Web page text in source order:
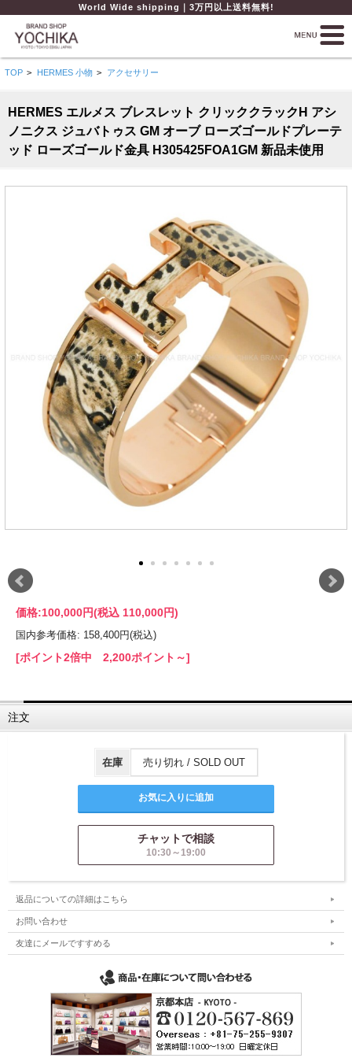
World Wide shipping｜3万円以上送料無料!
TOP > HERMES 小物 > アクセサリー
HERMES エルメス ブレスレット クリッククラックH アシ
ノニクス ジュバトゥス GM オーブ ローズゴールドプレーテ
ッド ローズゴールド金具 H305425FOA1GM 新品未使用
価格:100,000円(税込 110,000円)
国内参考価格: 158,400円(税込)
[ポイント2倍中 2,200ポイント～]
注文
在庫 売り切れ / SOLD OUT
チャットで相談
10:30～19:00
返品についての詳細はこちら
お問い合わせ
友達にメールですすめる